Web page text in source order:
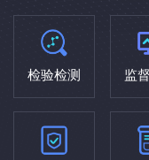
检验检测 监